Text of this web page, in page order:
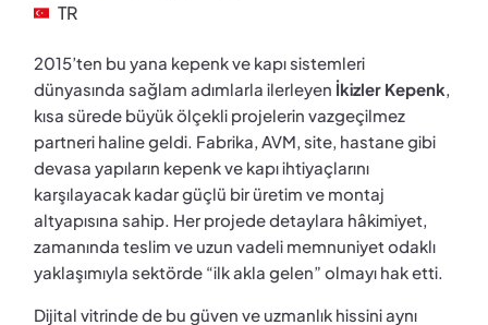
TR
2015’ten bu yana kepenk ve kapı sistemleri
dünyasında sağlam adımlarla ilerleyen İkizler Kepenk,
kısa sürede büyük ölçekli projelerin vazgeçilmez
partneri haline geldi. Fabrika, AVM, site, hastane gibi
devasa yapıların kepenk ve kapı ihtiyaçlarını
karşılayacak kadar güçlü bir üretim ve montaj
altyapısına sahip. Her projede detaylara hâkimiyet,
zamanında teslim ve uzun vadeli memnuniyet odaklı
yaklaşımıyla sektörde “ilk akla gelen” olmayı hak etti.
Dijital vitrinde de bu güven ve uzmanlık hissini aynı